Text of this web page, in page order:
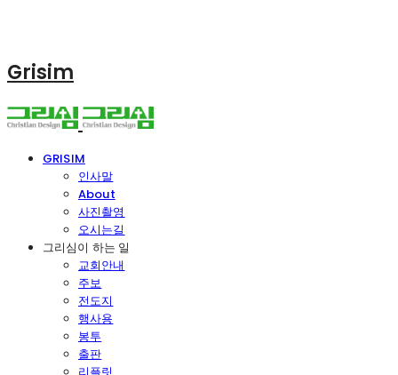
Grisim
GRISIM
인사말
About
사진촬영
오시는길
그리심이 하는 일
교회안내
주보
전도지
행사용
봉투
출판
리플릿